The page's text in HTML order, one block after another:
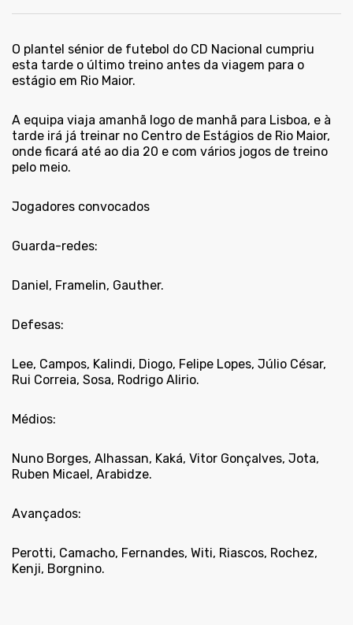
O plantel sénior de futebol do CD Nacional cumpriu
esta tarde o último treino antes da viagem para o
estágio em Rio Maior.
A equipa viaja amanhã logo de manhã para Lisboa, e à
tarde irá já treinar no Centro de Estágios de Rio Maior,
onde ficará até ao dia 20 e com vários jogos de treino
pelo meio.
Jogadores convocados
Guarda-redes:
Daniel, Framelin, Gauther.
Defesas:
Lee, Campos, Kalindi, Diogo, Felipe Lopes, Júlio César,
Rui Correia, Sosa, Rodrigo Alirio.
Médios:
Nuno Borges, Alhassan, Kaká, Vitor Gonçalves, Jota,
Ruben Micael, Arabidze.
Avançados:
Perotti, Camacho, Fernandes, Witi, Riascos, Rochez,
Kenji, Borgnino.